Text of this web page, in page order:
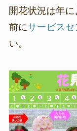
開花状況は年
前にサービスセ
い。